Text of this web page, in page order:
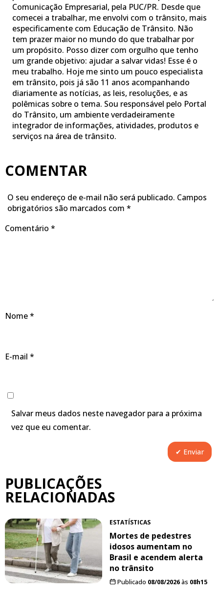
Comunicação Empresarial, pela PUC/PR. Desde que
comecei a trabalhar, me envolvi com o trânsito, mais
especificamente com Educação de Trânsito. Não
tem prazer maior no mundo do que trabalhar por
um propósito. Posso dizer com orgulho que tenho
um grande objetivo: ajudar a salvar vidas! Esse é o
meu trabalho. Hoje me sinto um pouco especialista
em trânsito, pois já são 11 anos acompanhando
diariamente as notícias, as leis, resoluções, e as
polêmicas sobre o tema. Sou responsável pelo Portal
do Trânsito, um ambiente verdadeiramente
integrador de informações, atividades, produtos e
serviços na área de trânsito.
COMENTAR
O seu endereço de e-mail não será publicado. Campos
obrigatórios são marcados com *
Comentário *
Nome*
E-mail *
Salvar meus dados neste navegador para a próxima
vez que eu comentar.
PUBLICAÇÕES
RELACIONADAS
ESTATÍSTICAS
Mortes de pedestres
idosos aumentam no
Brasil e acendem alerta
no trânsito
Publicado 08/08/2026às 08h15